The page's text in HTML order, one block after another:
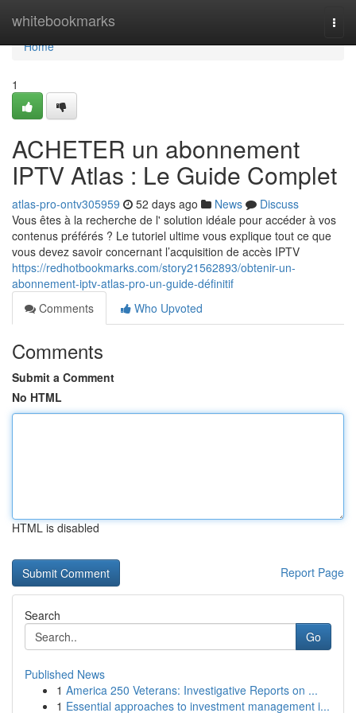
whitebookmarks
Home
Home
1
ACHETER un abonnement
IPTV Atlas : Le Guide Complet
atlas-pro-ontv305959 52 days ago News
Discuss
Vous êtes à la recherche de l' solution idéale pour accéder à vos
contenus préférés ? Le tutoriel ultime vous explique tout ce que
vous devez savoir concernant l’acquisition de accès IPTV
https://redhotbookmarks.com/story21562893/obtenir-un-
abonnement-iptv-atlas-pro-un-guide-définitif
Comments
Who Upvoted
Comments
Submit a Comment
No HTML
HTML is disabled
Report Page
Search
Go
Published News
1 America 250 Veterans: Investigative Reports on ...
1 Essential approaches to investment management i...